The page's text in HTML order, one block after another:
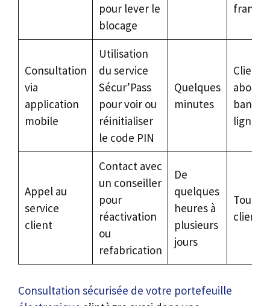
pour lever le
blocage
Consultation
via
application
mobile
Utilisation
du service
Sécur’Pass
pour voir ou
réinitialiser
le code PIN
Quelques
minutes
Clients
ligne
Appel au
service
client
Contact avec
un conseiller
pour
réactivation
ou
refabrication
De
quelques
heures à
plusieurs
jours
Toutes
Consultation sécurisée de votre portefeuille